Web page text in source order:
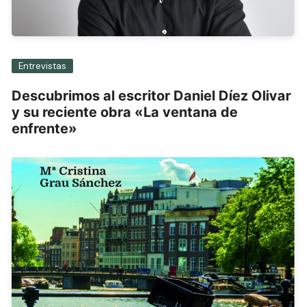
Entrevistas
Descubrimos al escritor Daniel Díez Olivar
y su reciente obra «La ventana de
enfrente»